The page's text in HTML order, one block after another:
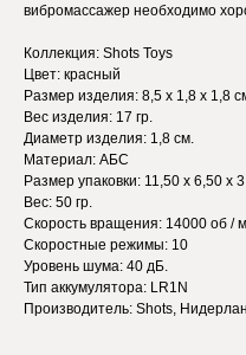
вибромассажер необходимо
Коллекция: Shots Toys
Цвет: красный
Размер изделия: 8,5 х 1,8 х 1,8
Вес изделия: 17 гр.
Диаметр изделия: 1,8 см.
Материал: АБС
Размер упаковки: 11,50 х 6,50 х
Вес: 50 гр.
Скорость вращения: 14000 об /
Скоростные режимы: 10
Уровень шума: 40 дБ.
Тип аккумулятора: LR1N
Производитель: Shots,